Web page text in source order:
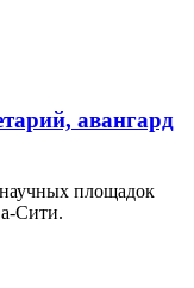
авангард
площадок
Сити.